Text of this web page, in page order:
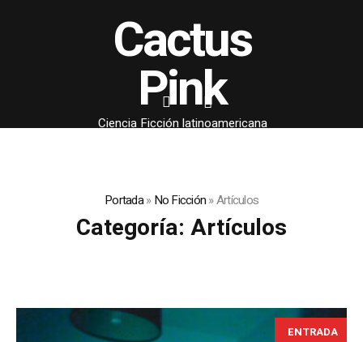
Cactus
Pink
Ciencia Ficción latinoamericana
Portada»No Ficción»Artículos
Categoría: Artículos
ENTRADA